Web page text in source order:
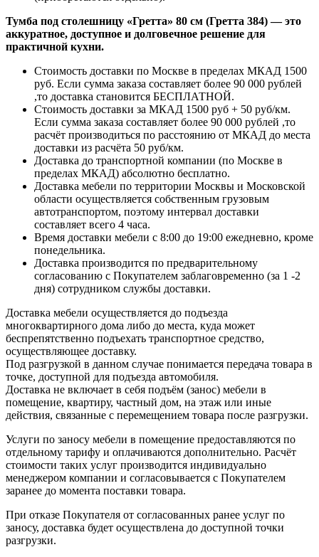
Тумба под столешницу «Гретта» 80 см (Гретта 384) — это
аккуратное, доступное и долговечное решение для
практичной кухни.
Стоимость доставки по Москве в пределах МКАД 1500
руб. Если сумма заказа составляет более 90 000 рублей
,то доставка становится БЕСПЛАТНОЙ.
Стоимость доставки за МКАД 1500 руб + 50 руб/км.
Если сумма заказа составляет более 90 000 рублей ,то
расчёт производиться по расстоянию от МКАД до места
доставки из расчёта 50 руб/км.
Доставка до транспортной компании (по Москве в
пределах МКАД) абсолютно бесплатно.
Доставка мебели по территории Москвы и Московской
области осуществляется собственным грузовым
автотранспортом, поэтому интервал доставки
составляет всего 4 часа.
Время доставки мебели с 8:00 до 19:00 ежедневно, кроме
понедельника.
Доставка производится по предварительному
согласованию с Покупателем заблаговременно (за 1 -2
дня) сотрудником службы доставки.
Доставка мебели осуществляется до подъезда
многоквартирного дома либо до места, куда может
беспрепятственно подъехать транспортное средство,
осуществляющее доставку.
Под разгрузкой в данном случае понимается передача товара в
точке, доступной для подъезда автомобиля.
Доставка не включает в себя подъём (занос) мебели в
помещение, квартиру, частный дом, на этаж или иные
действия, связанные с перемещением товара после разгрузки.
Услуги по заносу мебели в помещение предоставляются по
отдельному тарифу и оплачиваются дополнительно. Расчёт
стоимости таких услуг производится индивидуально
менеджером компании и согласовывается с Покупателем
заранее до момента поставки товара.
При отказе Покупателя от согласованных ранее услуг по
заносу, доставка будет осуществлена до доступной точки
разгрузки.